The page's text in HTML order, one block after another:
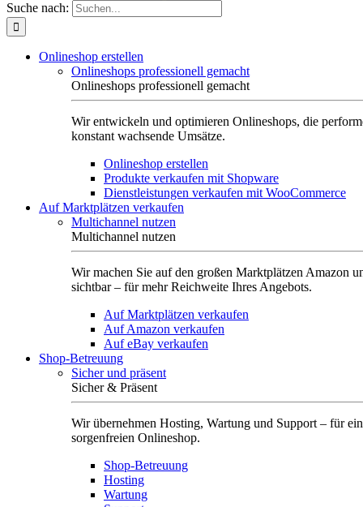
Suche nach:
Onlineshop erstellen
Onlineshops professionell gemacht
Onlineshops professionell gemacht
Wir entwickeln und optimieren Onlineshops, die
konstant wachsende Umsätze.
Onlineshop erstellen
Produkte verkaufen mit Shopware
Dienstleistungen verkaufen mit WooCommerce
Auf Marktplätzen verkaufen
Multichannel nutzen
Multichannel nutzen
Wir machen Sie auf den großen Marktplätzen Amazon
sichtbar – für mehr Reichweite Ihres Angebots.
Auf Marktplätzen verkaufen
Auf Amazon verkaufen
Auf eBay verkaufen
Shop-Betreuung
Sicher und präsent
Sicher & Präsent
Wir übernehmen Hosting, Wartung und Support – für
sorgenfreien Onlineshop.
Shop-Betreuung
Hosting
Wartung